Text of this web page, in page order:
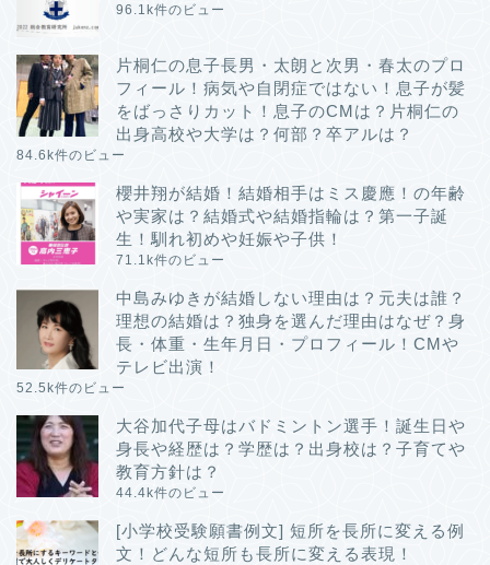
96.1k件のビュー
片桐仁の息子長男・太朗と次男・春太のプロ
フィール！病気や自閉症ではない！息子が髪
をばっさりカット！息子のCMは？片桐仁の
出身高校や大学は？何部？卒アルは？
84.6k件のビュー
櫻井翔が結婚！結婚相手はミス慶應！の年齢
や実家は？結婚式や結婚指輪は？第一子誕
生！馴れ初めや妊娠や子供！
71.1k件のビュー
中島みゆきが結婚しない理由は？元夫は誰？
理想の結婚は？独身を選んだ理由はなぜ？身
長・体重・生年月日・プロフィール！CMや
テレビ出演！
52.5k件のビュー
大谷加代子母はバドミントン選手！誕生日や
身長や経歴は？学歴は？出身校は？子育てや
教育方針は？
44.4k件のビュー
[小学校受験願書例文] 短所を長所に変える例
文！どんな短所も長所に変える表現！